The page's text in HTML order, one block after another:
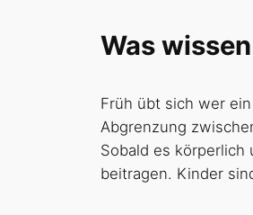
Was
Früh übt sich wer
Abgrenzung
Sobald es körperlich
beitragen. Kinder